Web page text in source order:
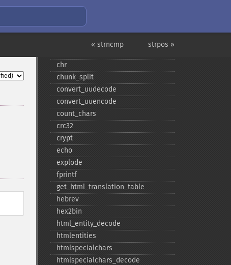
strpos »
« strncmp
addslashes
chr
chunk_​split
convert_​uudecode
convert_​uuencode
count_​chars
crc32
crypt
echo
explode
fprintf
get_​html_​translation_​table
hebrev
hex2bin
html_​entity_​decode
htmlentities
htmlspecialchars
htmlspecialchars_​decode